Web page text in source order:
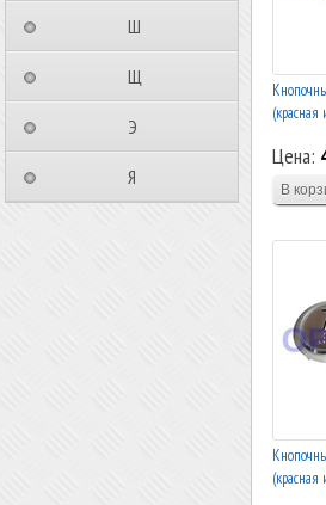
⠀⠀⠀⠀⠀⠀Ш⠀⠀⠀⠀⠀⠀⠀
⠀⠀⠀⠀⠀⠀Щ⠀⠀⠀⠀⠀⠀⠀
⠀⠀⠀⠀⠀⠀Э⠀⠀⠀⠀⠀⠀⠀
⠀⠀⠀⠀⠀⠀Я⠀⠀⠀⠀⠀⠀⠀
Цена: